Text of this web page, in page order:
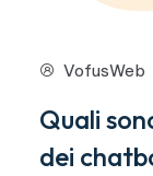
VofusWeb
Quali
dei